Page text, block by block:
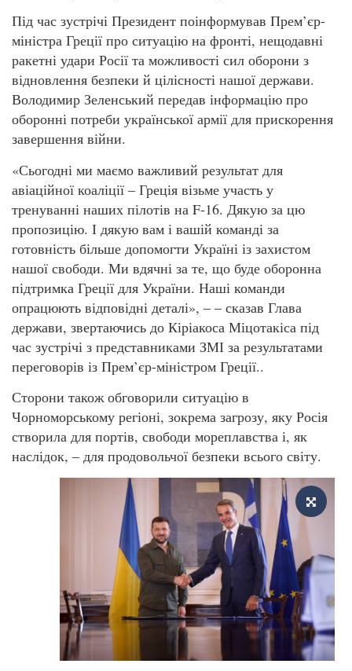
Під час зустрічі Президент поінформував Прем’єр-
міністра Греції про ситуацію на фронті, нещодавні
ракетні удари Росії та можливості сил оборони з
відновлення безпеки й цілісності нашої держави.
Володимир Зеленський передав інформацію про
оборонні потреби української армії для прискорення
завершення війни.
«Сьогодні ми маємо важливий результат для
авіаційної коаліції – Греція візьме участь у
тренуванні наших пілотів на F-16. Дякую за цю
пропозицію. І дякую вам і вашій команді за
готовність більше допомогти Україні із захистом
нашої свободи. Ми вдячні за те, що буде оборонна
підтримка Греції для України. Наші команди
опрацюють відповідні деталі», – – сказав Глава
держави, звертаючись до Кіріакоса Міцотакіса під
час зустрічі з представниками ЗМІ за результатами
переговорів із Прем’єр-міністром Греції..
Сторони також обговорили ситуацію в
Чорноморському регіоні, зокрема загрозу, яку Росія
створила для портів, свободи мореплавства і, як
наслідок, – для продовольчої безпеки всього світу.